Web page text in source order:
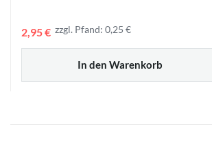
In den Warenkorb
2,95 € zzgl. Pfand: 0,25 €